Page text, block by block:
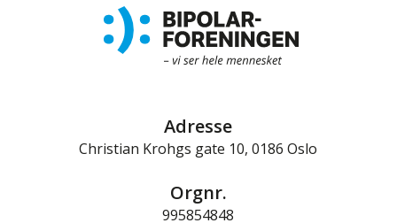
Adresse
Christian Krohgs gate 10, 0186 Oslo
Orgnr.
995854848